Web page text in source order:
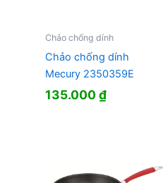
Chảo chống dính
Chảo chống dính
Mecury 2350359E
135.000₫